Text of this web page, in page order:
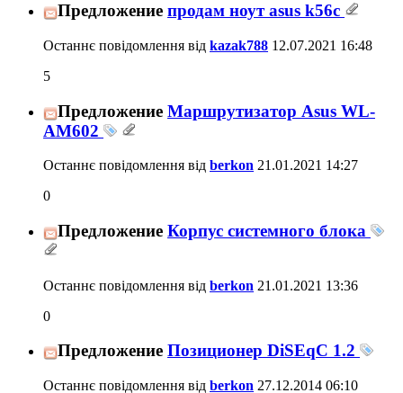
Предложение продам ноут asus k56c
Останнє повідомлення від kazak788 12.07.2021 16:48
5
Предложение Маршрутизатор Asus WL-
AM602
Останнє повідомлення від berkon 21.01.2021 14:27
0
Предложение Корпус системного блока
Останнє повідомлення від berkon 21.01.2021 13:36
0
Предложение Позиционер DiSEqC 1.2
Останнє повідомлення від berkon 27.12.2014 06:10